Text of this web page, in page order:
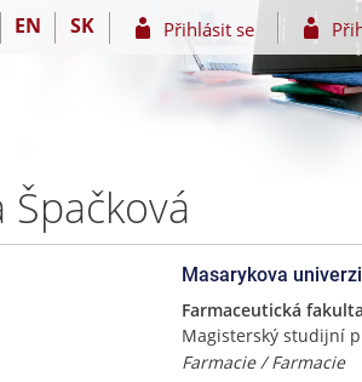
EN SK Přihlásit se
Masarykova
Farmaceutická fakulta
Magisterský studijní
Farmacie / Farmacie